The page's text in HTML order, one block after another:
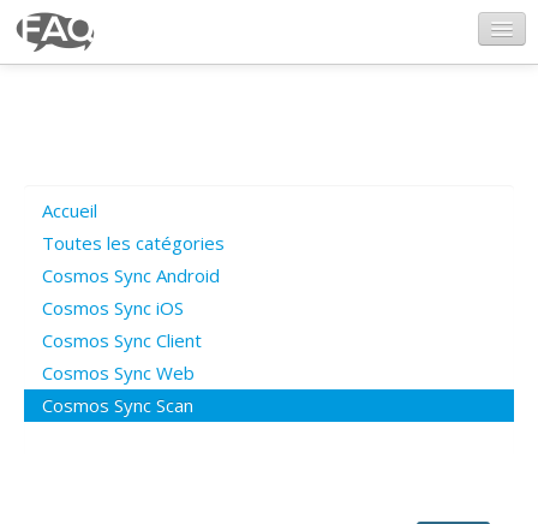
Poser une question
Questions ouvertes
Connexion
Accueil
Toutes les catégories
Cosmos Sync Android
Cosmos Sync iOS
Cosmos Sync Client
Cosmos Sync Web
Cosmos Sync Scan